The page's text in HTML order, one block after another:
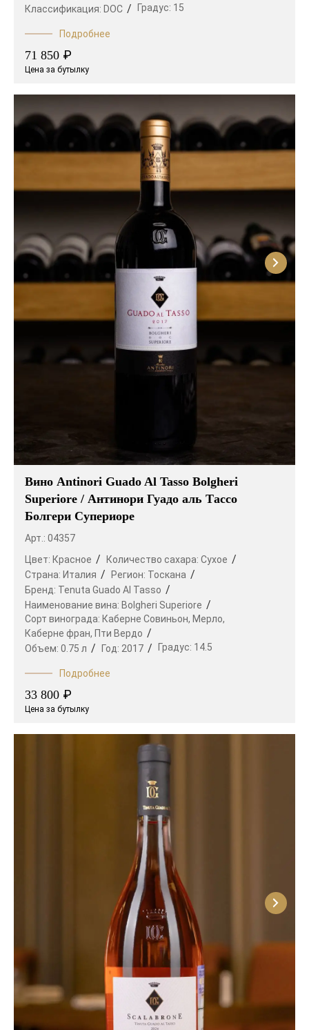
Классификация: DOC Градус: 15
Подробнее
71 850 ₽
Цена за бутылку
Вино Antinori Guado Al Tasso Bolgheri
Superiore / Антинори Гуадо аль Тассо
Болгери Супериоре
Арт.: 04357
Цвет: Красное Количество сахара: Сухое
Страна: Италия Регион: Тоскана
Бренд: Tenuta Guado Al Tasso
Наименование вина: Bolgheri Superiore
Сорт винограда: Каберне Совиньон, Мерло,
Каберне фран, Пти Вердо
Объем: 0.75 л Год: 2017 Градус: 14.5
Подробнее
33 800 ₽
Цена за бутылку